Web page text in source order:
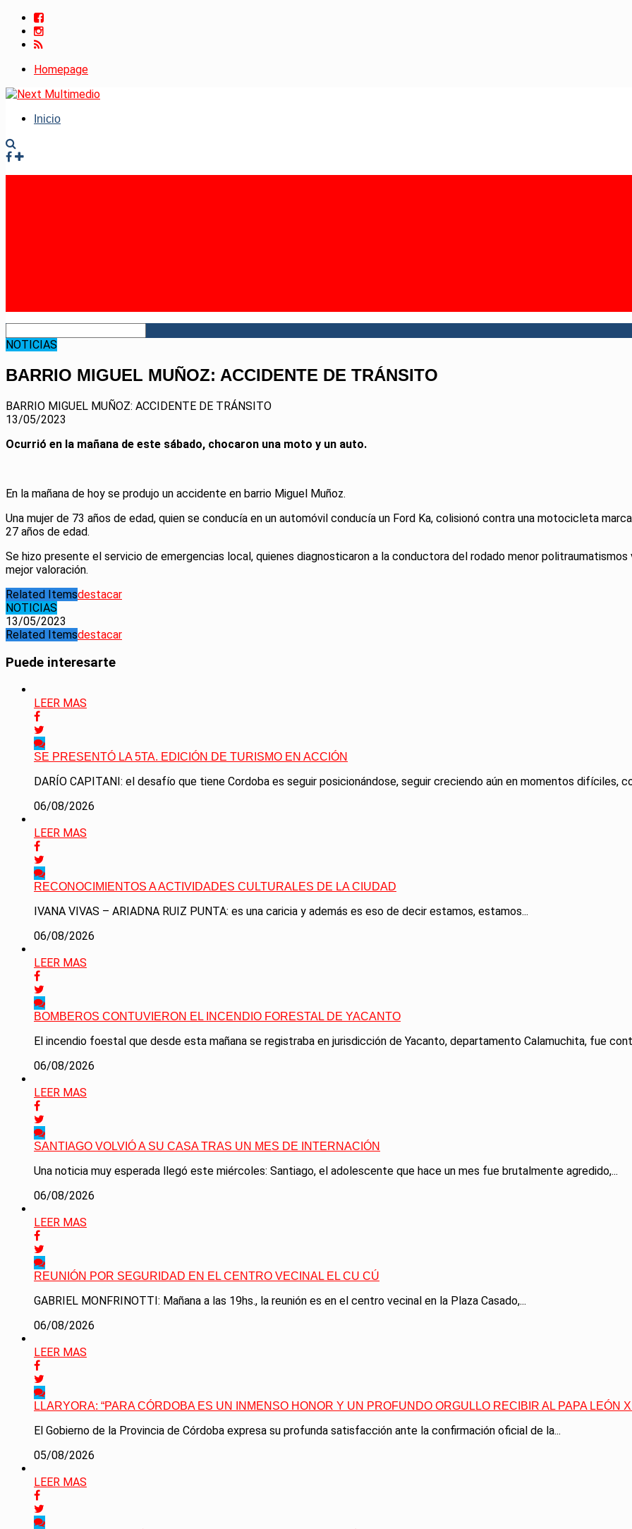
Homepage
Inicio
NOTICIAS
BARRIO MIGUEL MUÑOZ: ACCIDENTE DE TRÁNSITO
BARRIO MIGUEL MUÑOZ: ACCIDENTE DE TRÁNSITO
13/05/2023
Ocurrió en la mañana de este sábado, chocaron una moto y un auto.
En la mañana de hoy se produjo un accidente en barrio Miguel Muñoz.
Una mujer de 73 años de edad, quien se conducía en un automóvil conducía un Ford Ka, colisionó contra una motocicleta
27 años de edad.
Se hizo presente el servicio de emergencias local, quienes diagnosticaron a la conductora del rodado menor
mejor valoración.
Related Itemsdestacar
NOTICIAS
13/05/2023
Related Itemsdestacar
Puede interesarte
LEER MAS
SE PRESENTÓ LA 5TA. EDICIÓN DE TURISMO EN ACCIÓN
DARÍO CAPITANI: el desafío que tiene Cordoba es seguir posicionándose, seguir creciendo aún en momentos difíciles,
06/08/2026
LEER MAS
RECONOCIMIENTOS A ACTIVIDADES CULTURALES DE LA CIUDAD
IVANA VIVAS – ARIADNA RUIZ PUNTA: es una caricia y además es eso de decir estamos, estamos...
06/08/2026
LEER MAS
BOMBEROS CONTUVIERON EL INCENDIO FORESTAL DE YACANTO
El incendio foestal que desde esta mañana se registraba en jurisdicción de Yacanto, departamento Calamuchita, fue
06/08/2026
LEER MAS
SANTIAGO VOLVIÓ A SU CASA TRAS UN MES DE INTERNACIÓN
Una noticia muy esperada llegó este miércoles: Santiago, el adolescente que hace un mes fue brutalmente agredido,...
06/08/2026
LEER MAS
REUNIÓN POR SEGURIDAD EN EL CENTRO VECINAL EL CU CÚ
GABRIEL MONFRINOTTI: Mañana a las 19hs., la reunión es en el centro vecinal en la Plaza Casado,...
06/08/2026
LEER MAS
LLARYORA: “PARA CÓRDOBA ES UN INMENSO HONOR Y UN PROFUNDO ORGULLO RECIBIR AL PAPA LEÓN
El Gobierno de la Provincia de Córdoba expresa su profunda satisfacción ante la confirmación oficial de la...
05/08/2026
LEER MAS